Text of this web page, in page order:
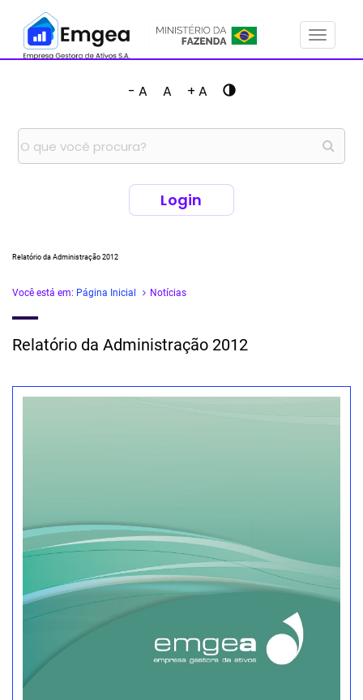
Menu
- A A + A
Login
Relatório da Administração 2012
Você está em: Página Inicial Notícias
Relatório da Administração 2012